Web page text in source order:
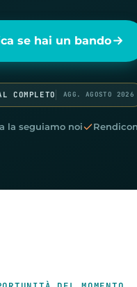
se hai un bando
COMPLETO AGG. AGOSTO 2026
la seguiamo noi